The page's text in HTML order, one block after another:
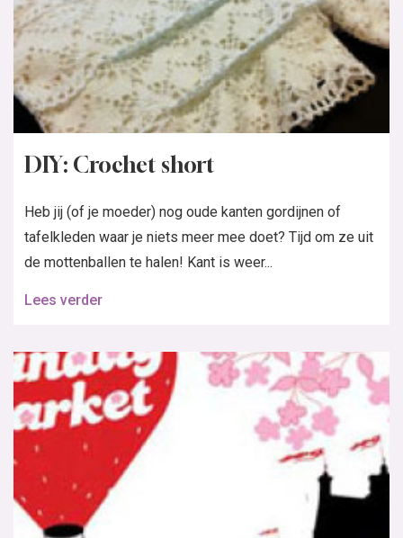
DIY: Crochet short
Heb jij (of je moeder) nog oude kanten gordijnen of
tafelkleden waar je niets meer mee doet? Tijd om ze uit
de mottenballen te halen! Kant is weer...
Lees verder